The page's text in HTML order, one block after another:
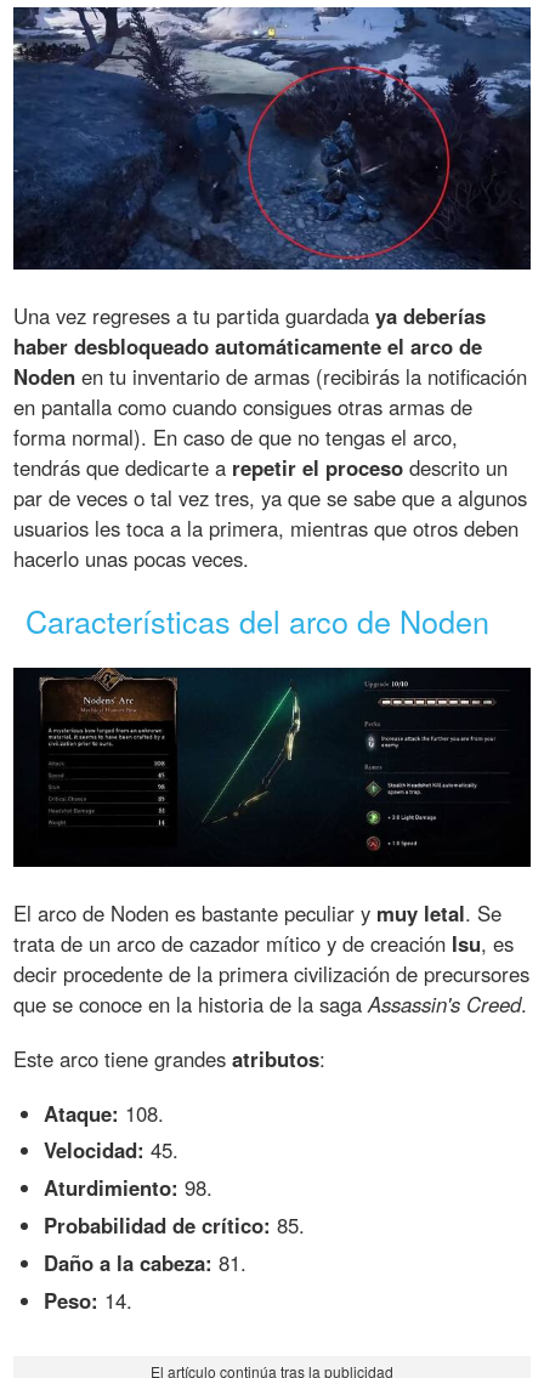
Una vez regreses a tu partida guardadaya deberías
haber desbloqueado automáticamente el arco de
Noden en tu inventario de armas (recibirás la notificación
en pantalla como cuando consigues otras armas de
forma normal). En caso de que no tengas el arco,
tendrás que dedicarte a repetir el proceso descrito un
par de veces o tal vez tres, ya que se sabe que a algunos
usuarios les toca a la primera, mientras que otros deben
hacerlo unas pocas veces.
Características del arco de Noden
El arco de Noden es bastante peculiar y muy letal. Se
trata de un arco de cazador mítico y de creación Isu, es
decir procedente de la primera civilización de precursores
que se conoce en la historia de la sagaAssassin's Creed.
Este arco tiene grandesatributos:
Ataque: 108.
Velocidad: 45.
Aturdimiento: 98.
Probabilidad de crítico: 85.
Daño a la cabeza: 81.
Peso: 14.